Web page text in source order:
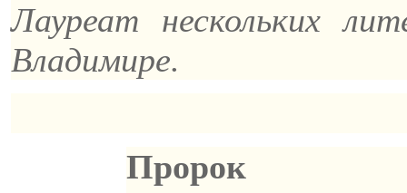
Лауреат нескольких
Владимире.
Пророк